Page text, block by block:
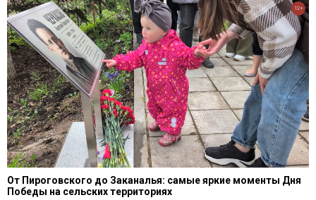
От Пироговского до Заканалья: самые яркие моменты Дня
Победы на сельских территориях
12+